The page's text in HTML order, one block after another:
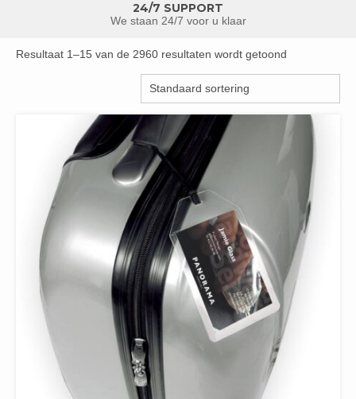
24/7 SUPPORT
We staan 24/7 voor u klaar
Resultaat 1–15 van de 2960 resultaten wordt getoond